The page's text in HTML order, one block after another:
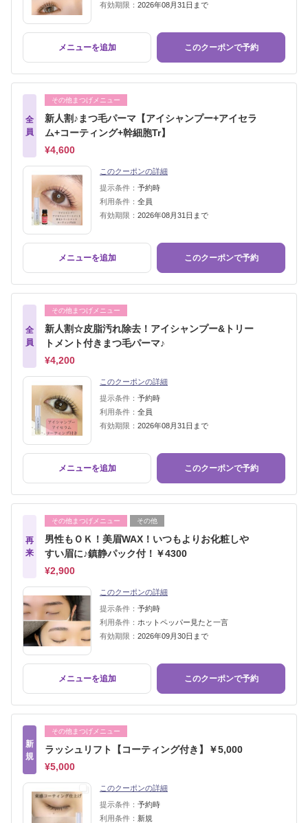
有効期限： 2026年08月31日まで
メニューを追加 このクーポンで予約
全
員
その他まつげメニュー
新人割♪まつ毛パーマ【アイシャンプー+アイセラ
ム+コーティング+幹細胞Tr】
¥4,600
このクーポンの詳細
提示条件： 予約時
利用条件： 全員
有効期限： 2026年08月31日まで
メニューを追加 このクーポンで予約
全
員
その他まつげメニュー
新人割☆皮脂汚れ除去！アイシャンプー&トリー
トメント付きまつ毛パーマ♪
¥4,200
このクーポンの詳細
提示条件： 予約時
利用条件： 全員
有効期限： 2026年08月31日まで
メニューを追加 このクーポンで予約
再
来
その他まつげメニュー その他
男性もＯＫ！美眉WAX！いつもよりお化粧しや
すい眉に♪鎮静パック付！￥4300
¥2,900
このクーポンの詳細
提示条件： 予約時
利用条件： ホットペッパー見たと一言
有効期限： 2026年09月30日まで
メニューを追加 このクーポンで予約
新
規
その他まつげメニュー
ラッシュリフト【コーティング付き】￥5,000
¥5,000
このクーポンの詳細
提示条件： 予約時
利用条件： 新規